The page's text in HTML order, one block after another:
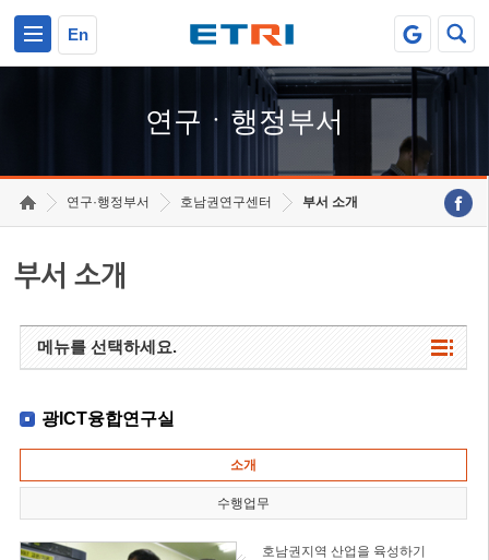
En
연구ㆍ행정부서
연구·행정부서 호남권연구센터 부서 소개
부서 소개
메뉴를 선택하세요.
광ICT융합연구실
소개
수행업무
호남권지역 산업을 육성하기